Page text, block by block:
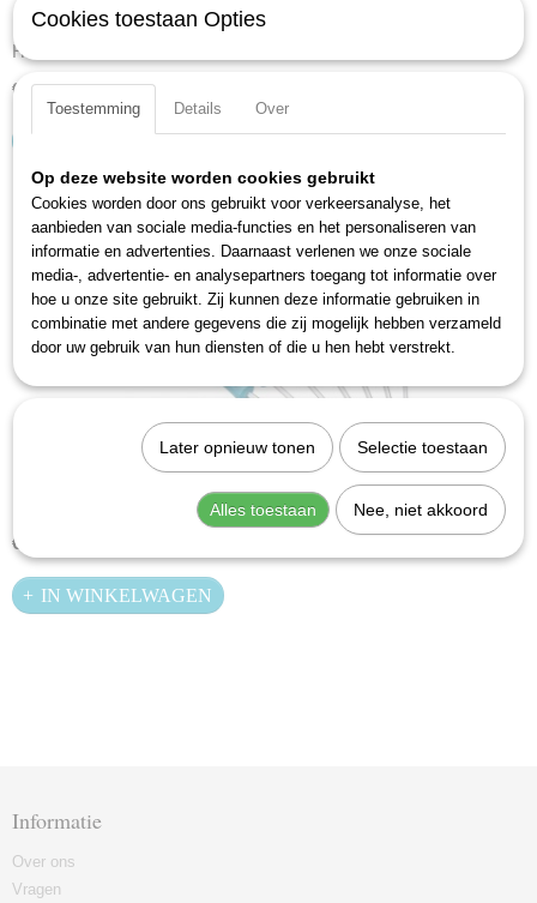
Hazet 811EL/7 Schroevendraaierset sleuf+PH
€ 57,62
IN WINKELWAGEN
Hazet 811EL-T/7 Schroevendraaierset Torx
€ 67,60
IN WINKELWAGEN
Informatie
Over ons
Vragen
Cookies toestaan Opties
Toestemming Details Over
Op deze website worden cookies gebruikt
Cookies worden door ons gebruikt voor verkeersanalyse, het
aanbieden van sociale media-functies en het personaliseren van
informatie en advertenties. Daarnaast verlenen we onze sociale
media-, advertentie- en analysepartners toegang tot informatie over
hoe u onze site gebruikt. Zij kunnen deze informatie gebruiken in
combinatie met andere gegevens die zij mogelijk hebben verzameld
door uw gebruik van hun diensten of die u hen hebt verstrekt.
Later opnieuw tonen Selectie toestaan
Alles toestaan Nee, niet akkoord